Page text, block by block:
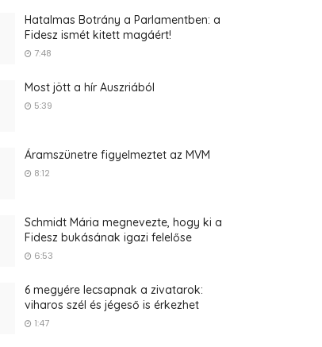
Hatalmas Botrány a Parlamentben: a
Fidesz ismét kitett magáért!
7:48
Most jött a hír Auszriából
5:39
Áramszünetre figyelmeztet az MVM
8:12
Schmidt Mária megnevezte, hogy ki a
Fidesz bukásának igazi felelőse
6:53
6 megyére lecsapnak a zivatarok:
viharos szél és jégeső is érkezhet
1:47